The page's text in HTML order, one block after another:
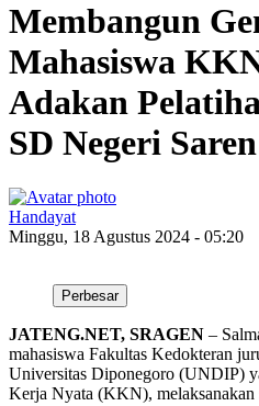
Membangun
Mahasiswa
Adakan
SD Negeri
Handayat
Minggu, 18 Agustus 2024 - 05:20
Perbesar
JATENG.NET, SRAGEN –
mahasiswa Fakultas Kedokteran
Universitas Diponegoro (UNDIP)
Kerja Nyata (KKN), melaksanakan